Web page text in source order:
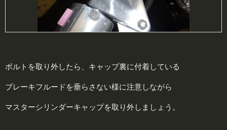
ボルトを取り外したら、キャップ裏に付着している
ブレーキフルードを垂らさない様に注意しながら
マスターシリンダーキャップを取り外しましょう。